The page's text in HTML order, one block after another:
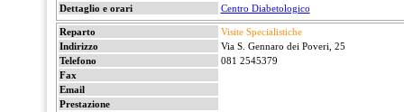
Dettaglio e orari
Centro Diabetologico
Reparto
Visite Specialistiche
Indirizzo
Via S. Gennaro dei Poveri, 25
Telefono
081 2545379
Fax
Email
Prestazione